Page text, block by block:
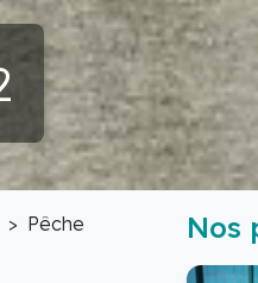
Pêche
Nos